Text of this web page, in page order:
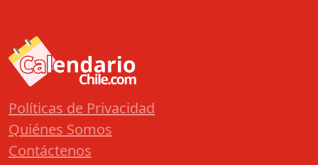
Políticas de Privacidad
Quiénes Somos
Contáctenos